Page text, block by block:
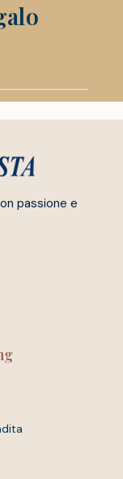
passione e